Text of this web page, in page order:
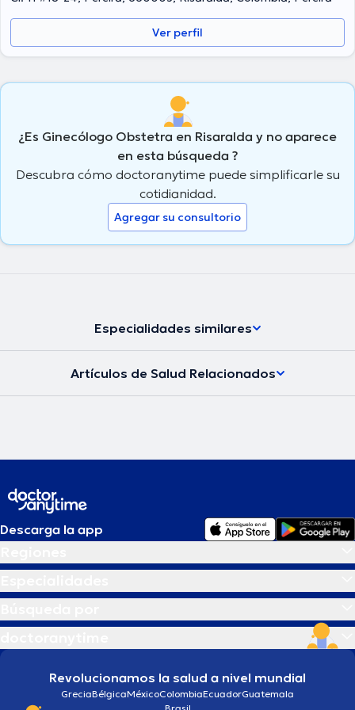
Ver perfil
¿Es Ginecólogo Obstetra en Risaralda y no aparece
en esta búsqueda ?
Descubra cómo doctoranytime puede simplificarle su
cotidianidad.
Agregar su consultorio
Especialidades similares
Artículos de Salud Relacionados
Descarga la app
Revolucionamos la salud a nivel mundial
GreciaBélgicaMéxicoColombiaEcuadorGuatemala